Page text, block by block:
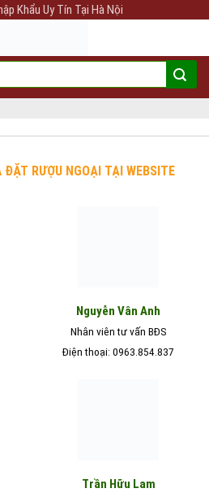
Khẩu Uy Tín Tại Hà Nội
RƯỢU NGOẠI TẠI WEBSITE
Nguyễn Vân Anh
Nhân viên tư vấn BĐS
Điện thoại: 0963.854.837
Trần Hữu Lam